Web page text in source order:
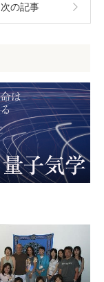
次の記事